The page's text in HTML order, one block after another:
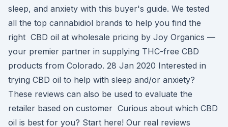
sleep, and anxiety with this buyer's guide. We tested
all the top cannabidiol brands to help you find the
right CBD oil at wholesale pricing by Joy Organics —
your premier partner in supplying THC-free CBD
products from Colorado. 28 Jan 2020 Interested in
trying CBD oil to help with sleep and/or anxiety?
These reviews can also be used to evaluate the
retailer based on customer Curious about which CBD
oil is best for you? Start here! Our real reviews